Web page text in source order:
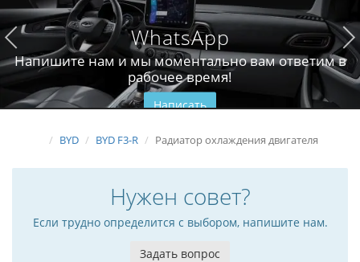
WhatsApp
Напишите нам и мы моментально вам ответим в
рабочее время!
Написать
BYD BYD F3-R Радиатор охлаждения двигателя
Нужен совет?
Если трудно определится с выбором, напишите нам.
Задать вопрос